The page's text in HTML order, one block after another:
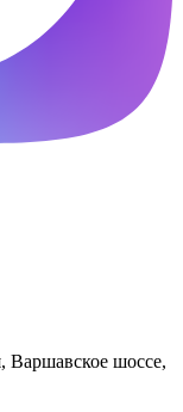
Варшавское шоссе,